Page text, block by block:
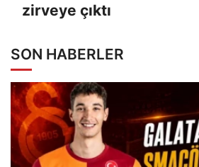
zirveye çıktı
SON HABERLER